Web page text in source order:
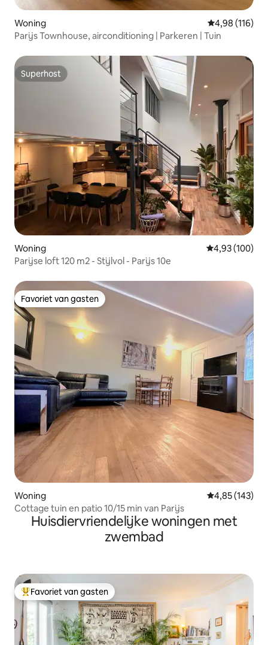
Woning Gemiddelde
4,98 (116)
Parijs Townhouse, airconditioning | Parkeren | Tuin
Superhost
Superhost
Woning Gemiddelde
4,93 (100)
Parijse loft 120 m2 - Stijlvol - Parijs 10e
Favoriet van gasten
Favoriet van gasten
Woning Gemiddelde
4,85 (143)
Cottage tuin en patio 10/15 min van Parijs
Huisdiervriendelijke woningen met
zwembad
Topfavoriet van gasten
Favoriet van gasten